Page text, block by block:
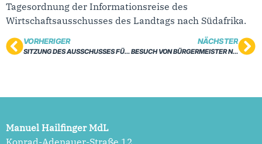
Tagesordnung der Informationsreise des
Wirtschaftsausschusses des Landtags nach Südafrika.
VORHERIGER
SITZUNG DES AUSSCHUSSES FÜR KULTUS, JUGEND UND SPORT
NÄCHSTER
BESUCH VON BÜRGERMEISTER NIESLER
Manuel Hailfinger MdL